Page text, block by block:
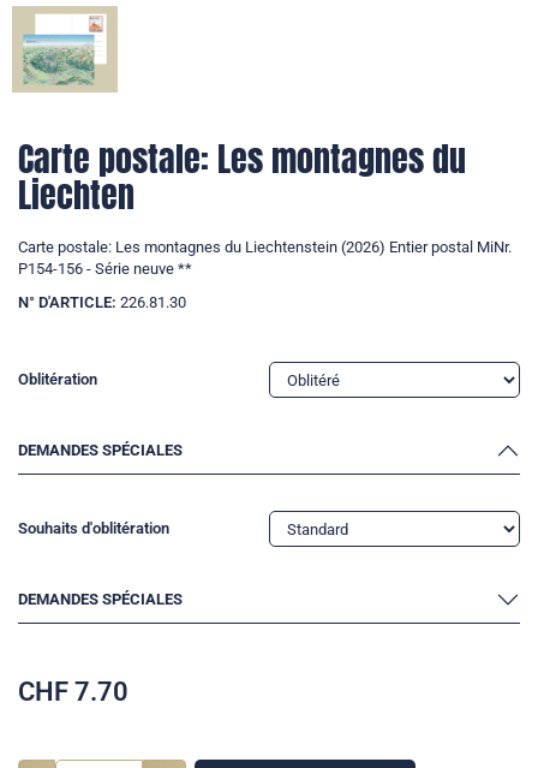
Carte postale: Les montagnes du
Liechten
Carte postale: Les montagnes du Liechtenstein (2026) Entier postal MiNr.
P154-156 - Série neuve **
N° D'ARTICLE: 226.81.30
Oblitération
DEMANDES SPÉCIALES
Souhaits d'oblitération
DEMANDES SPÉCIALES
CHF 7.70